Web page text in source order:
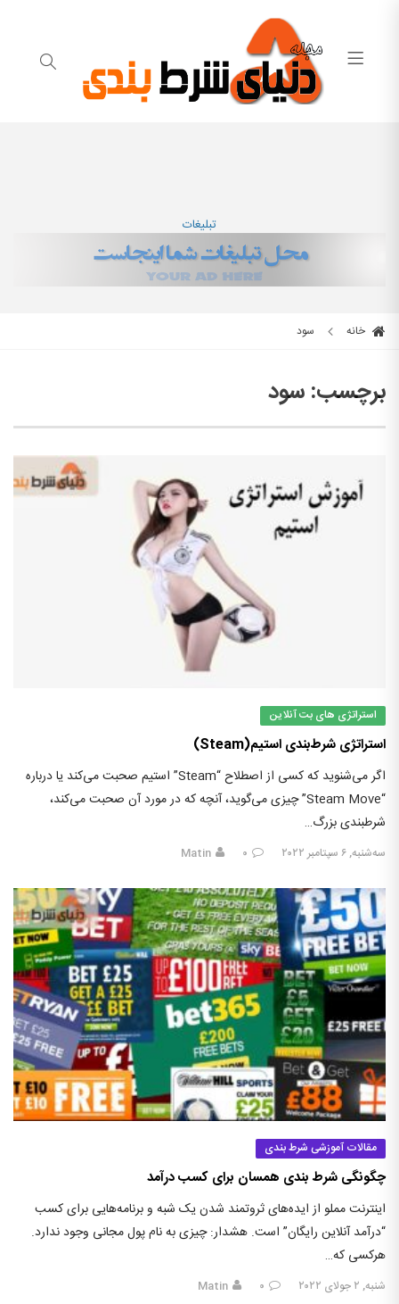
تبلیغات
خانه سود
برچسب:سود
استراتژی های بت آنلاین
استراتژی‌ شرط‌بندی استیم(Steam)
اگر می‌شنوید که کسی از اصطلاح “Steam” استیم صحبت می‌کند یا درباره
“Steam Move” چیزی می‌گوید، آنچه که در مورد آن صحبت می‌کند،
شرطبندی بزرگ…
سه‌شنبه, ۶ سپتامبر ۲۰۲۲ ۰ Matin
مقالات آموزشی شرط بندی
چگونگی شرط بندی همسان برای کسب درآمد
اینترنت مملو از ایده‌های ثروتمند شدن یک ‌شبه و برنامه‌هایی برای کسب
“درآمد آنلاین رایگان” است. هشدار: چیزی به نام پول مجانی وجود ندارد.
هرکسی که…
شنبه, ۲ جولای ۲۰۲۲ ۰ Matin